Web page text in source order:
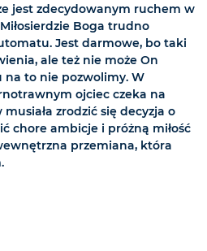
jest zdecydowanym ruchem w
Boga trudno
Jest darmowe, bo taki
ale też nie może On
na to nie pozwolimy. W
ojciec czeka na
zrodzić się decyzja o
chore ambicje i próżną miłość
przemiana, która